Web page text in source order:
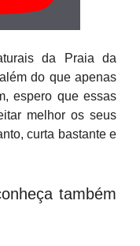
da Praia da
do que apenas
espero que essas
melhor os seus
curta bastante e
também